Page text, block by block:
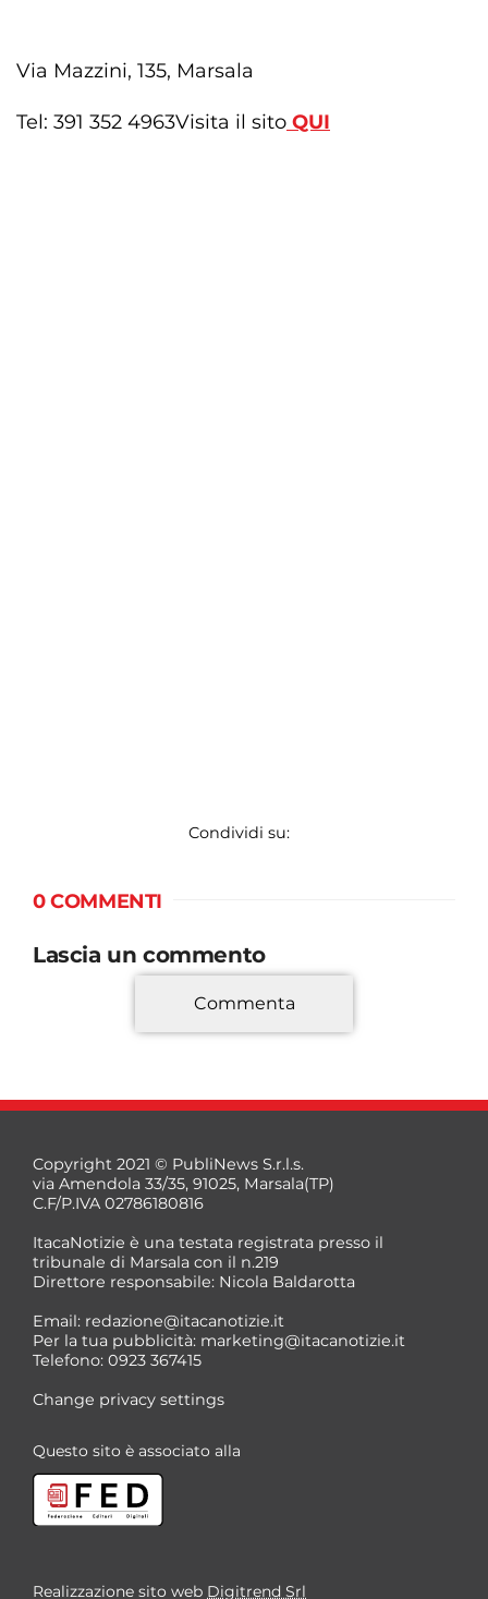
Via Mazzini, 135, Marsala
Tel: 391 352 4963Visita il sito QUI
Condividi su:
0 COMMENTI
Lascia un commento
*
*
Commenta
Copyright 2021 © PubliNews S.r.l.s.
via Amendola 33/35, 91025, Marsala(TP)
C.F/P.IVA 02786180816
ItacaNotizie è una testata registrata presso il
tribunale di Marsala con il n.219
Direttore responsabile: Nicola Baldarotta
Email: redazione@itacanotizie.it
Per la tua pubblicità: marketing@itacanotizie.it
Telefono: 0923 367415
Change privacy settings
Questo sito è associato alla
Realizzazione sito web Digitrend Srl